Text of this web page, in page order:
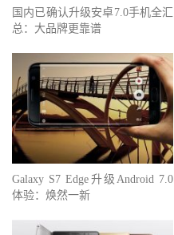
国内已确认升级安卓7.0手机全汇
总：大品牌更靠谱
Galaxy S7 Edge升级Android 7.0
体验：焕然一新